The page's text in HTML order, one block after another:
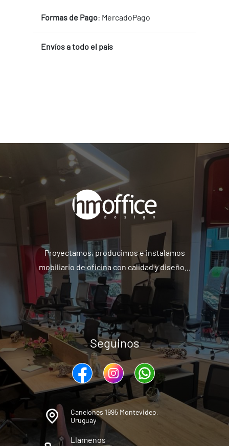
Formas de Pago: MercadoPago
Envíos a todo el país
Proyectamos, producimos e instalamos
mobiliario de oficina con calidad y diseño...
Seguinos
Canelones 1995 Montevideo,
Uruguay
Llamenos